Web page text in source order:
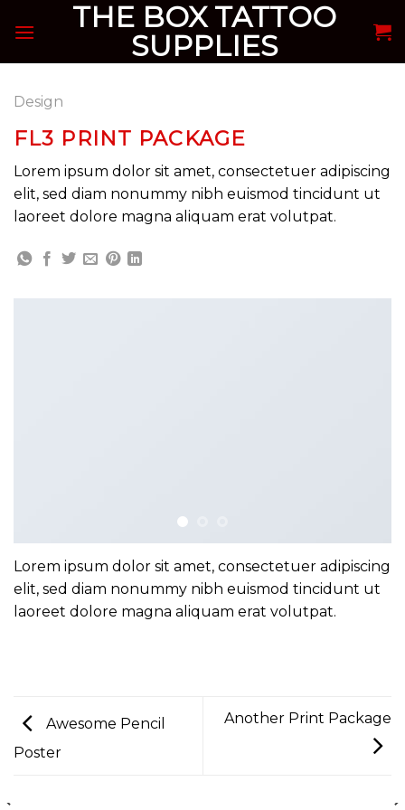
THE BOX TATTOO
SUPPLIES
Design
FL3 PRINT PACKAGE
Lorem ipsum dolor sit amet, consectetuer adipiscing
elit, sed diam nonummy nibh euismod tincidunt ut
laoreet dolore magna aliquam erat volutpat.
Lorem ipsum dolor sit amet, consectetuer adipiscing
elit, sed diam nonummy nibh euismod tincidunt ut
laoreet dolore magna aliquam erat volutpat.
Awesome Pencil
Poster
Another Print Package